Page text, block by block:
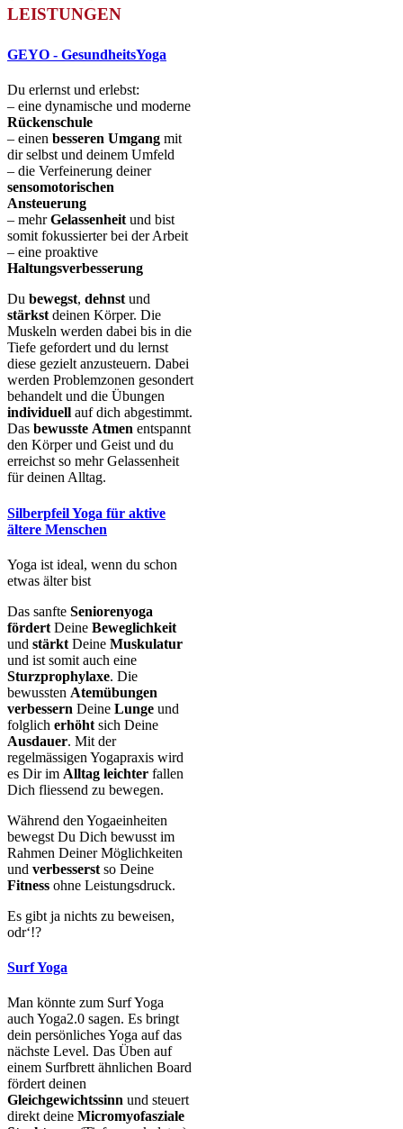
LEISTUNGEN
GEYO - GesundheitsYoga
Du erlernst und erlebst:
– eine dynamische und moderne
Rückenschule
– einen besseren Umgang mit
dir selbst und deinem Umfeld
– die Verfeinerung deiner
sensomotorischen
Ansteuerung
– mehrGelassenheit und bist
somit fokussierter bei der Arbeit
– eine proaktive
Haltungsverbesserung
Du bewegst, dehnst und
stärkst deinen Körper. Die
Muskeln werden dabei bis in die
Tiefe gefordert und du lernst
diese gezielt anzusteuern. Dabei
werden Problemzonen gesondert
behandelt und die Übungen
individuell auf dich abgestimmt.
Das bewusste Atmen entspannt
den Körper und Geist und du
erreichst so mehr Gelassenheit
für deinen Alltag.
Silberpfeil Yoga für aktive
ältere Menschen
Yoga ist ideal, wenn du schon
etwas älter bist
Das sanfte Seniorenyoga
fördert Deine Beweglichkeit
und stärkt Deine Muskulatur
und ist somit auch eine
Sturzprophylaxe. Die
bewussten Atemübungen
verbessern Deine Lunge und
folglich erhöht sich Deine
Ausdauer. Mit der
regelmässigen Yogapraxis wird
es Dir im Alltag leichter fallen
Dich fliessend zu bewegen.
Während den Yogaeinheiten
bewegst Du Dich bewusst im
Rahmen Deiner Möglichkeiten
und verbesserst so Deine
Fitness ohne Leistungsdruck.
Es gibt ja nichts zu beweisen,
odr‘!?
Surf Yoga
Man könnte zum Surf Yoga
auch Yoga2.0 sagen. Es bringt
dein persönliches Yoga auf das
nächste Level. Das Üben auf
einem Surfbrett ähnlichen Board
fördert deinen
Gleichgewichtssinn und steuert
direkt deine Micromyofasziale